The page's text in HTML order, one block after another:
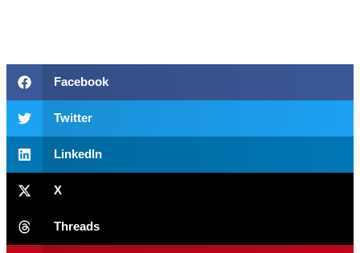
Facebook
Twitter
LinkedIn
X
Threads